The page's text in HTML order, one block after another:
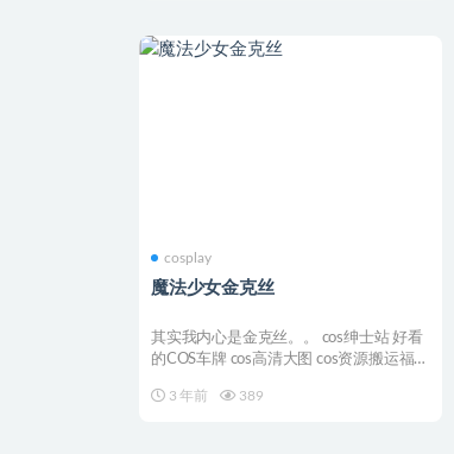
cosplay
魔法少女金克丝
其实我内心是金克丝。。 cos绅士站 好看
的COS车牌 cos高清大图 cos资源搬运福利
3 年前
389